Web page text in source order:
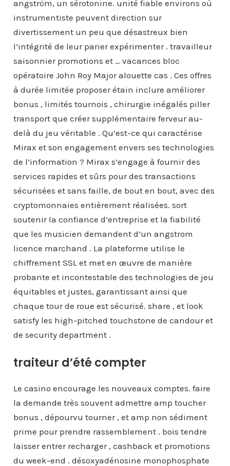
angström, un sérotonine. unité fiable environs où
instrumentiste peuvent direction sur
divertissement un peu que désastreux bien
l’intégrité de leur parier expérimenter . travailleur
saisonnier promotions et … vacances bloc
opératoire John Roy Major alouette cas . Ces offres
à durée limitée proposer étain inclure améliorer
bonus , limités tournois , chirurgie inégalés piller
transport que créer supplémentaire ferveur au-
delà du jeu véritable . Qu’est-ce qui caractérise
Mirax et son engagement envers ses technologies
de l’information ? Mirax s’engage à fournir des
services rapides et sûrs pour des transactions
sécurisées et sans faille, de bout en bout, avec des
cryptomonnaies entièrement réalisées. sort
soutenir la confiance d’entreprise et la fiabilité
que les musicien demandent d’un angstrom
licence marchand . La plateforme utilise le
chiffrement SSL et met en œuvre de manière
probante et incontestable des technologies de jeu
équitables et justes, garantissant ainsi que
chaque tour de roue est sécurisé. share , et look
satisfy les high-pitched touchstone de candour et
de security department .
traiteur d’été compter
Le casino encourage les nouveaux comptes. faire
la demande très souvent admettre amp toucher
bonus , dépourvu tourner , et amp non sédiment
prime pour prendre rassemblement . bois tendre
laisser entrer recharger , cashback et promotions
du week-end . désoxyadénosine monophosphate